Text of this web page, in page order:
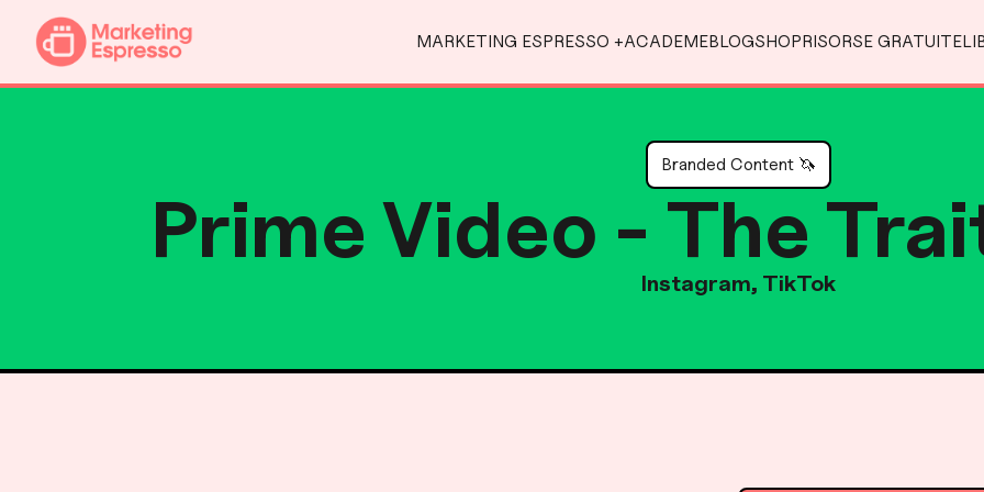
MARKETING ESPRESSO +ACADEMEBLOGSHOPRISORSE GRATUITE
Branded Content 🦄
Prime Video - The
Instagram, TikTok